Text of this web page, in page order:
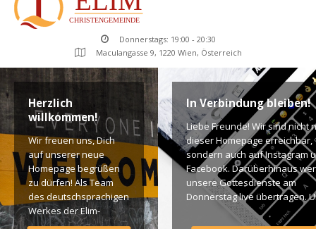
Donnerstags: 19:00 - 20:30
Maculangasse 9, 1220 Wien, Österreich
Herzlich
willkommen!
Wir freuen uns, Dich
auf unserer neue
Homepage begrüßen
zu dürfen! Als Team
des deutschsprachigen
Werkes der Elim-
Gemeinde ist es für
In Verbindung bleiben!
Liebe Freunde! Wir sind nicht
dieser Homepage erreichbar,
ondern auch auf Instagram
Facebook. Darüberhinaus
unsere Gottesdienste am
Donnerstag live übertragen.
findet Ihr dazu alle Links.
Segen! Live-Übertragung